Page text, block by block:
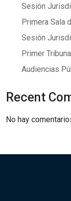
Sesión
Primera Sala
Sesión
Primer
Audiencias
Recent
No hay